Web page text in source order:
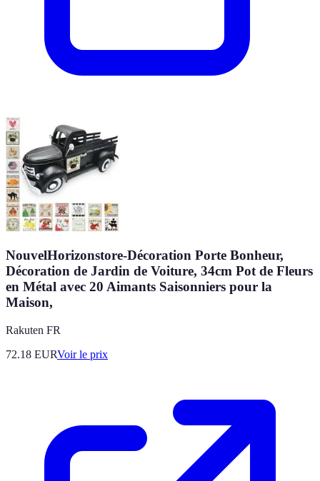
NouvelHorizonstore-Décoration Porte Bonheur,
Décoration de Jardin de Voiture, 34cm Pot de Fleurs
en Métal avec 20 Aimants Saisonniers pour la
Maison,
Rakuten FR
72.18 EURVoir le prix